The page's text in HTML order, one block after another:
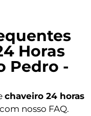
Horas
Pedro -
chaveiro 24 horas
com nosso FAQ.